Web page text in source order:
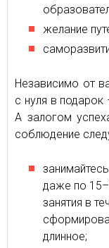
желание
Независимо от
с нуля в подарок
А залогом
соблюдение
даже по
занятия в
длинное;